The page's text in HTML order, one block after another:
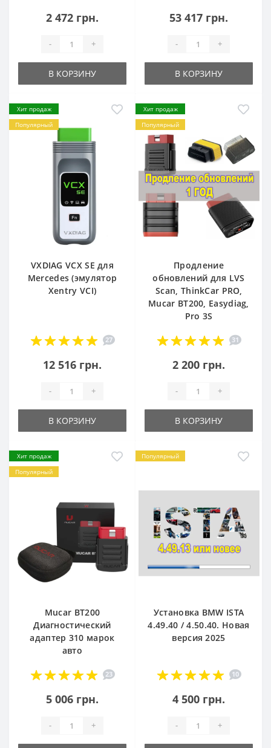
2 472 грн.
- +
В КОРЗИНУ
53 417 грн.
- +
В КОРЗИНУ
Хит продаж
Популярный
VXDIAG VCX SE для
Mercedes (эмулятор
Xentry VCI)
27
12 516 грн.
- +
В КОРЗИНУ
Хит продаж
Популярный
Продление
обновлений для LVS
Scan, ThinkCar PRO,
Mucar BT200, Easydiag,
Pro 3S
31
2 200 грн.
- +
В КОРЗИНУ
Хит продаж
Популярный
Mucar BT200
Диагностический
адаптер 310 марок
авто
23
5 006 грн.
- +
Популярный
Установка BMW ISTA
4.49.40 / 4.50.40. Новая
версия 2025
10
4 500 грн.
- +